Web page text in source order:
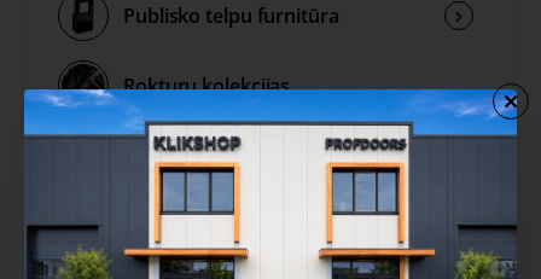
Publisko telpu furnitūra
Rokturu kolekcijas
Izpārdošana